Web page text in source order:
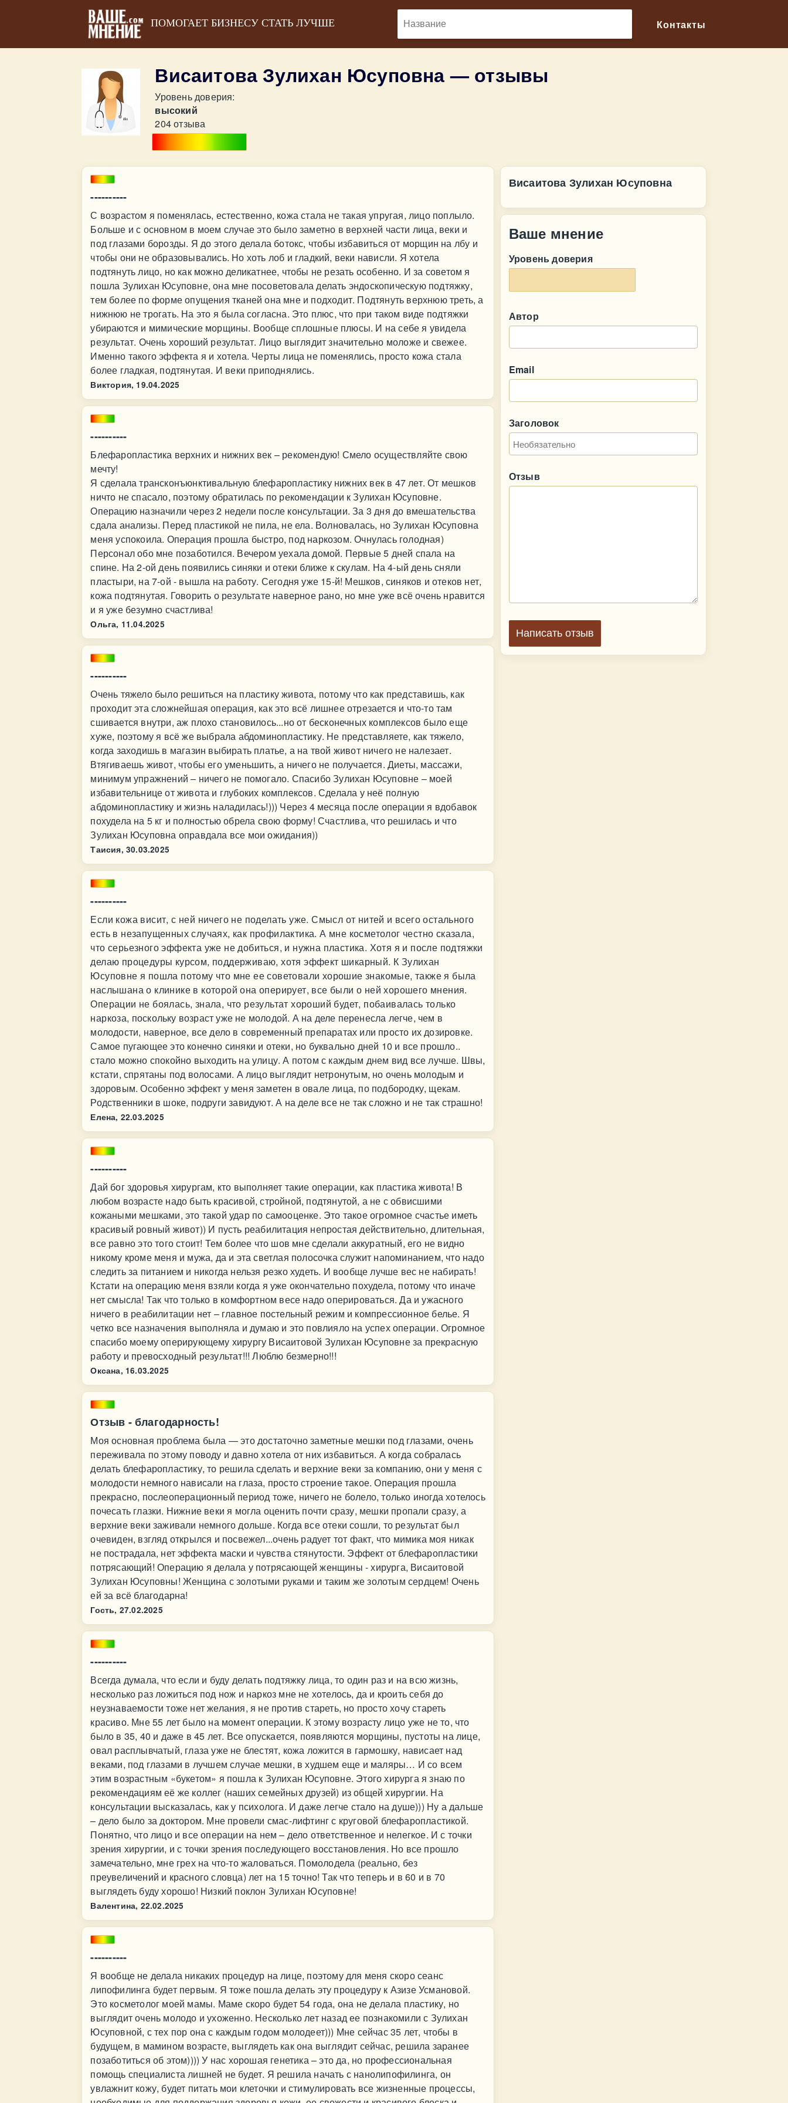
ПОМОГАЕТ БИЗНЕСУ СТАТЬ ЛУЧШЕ Контакты
Висаитова Зулихан Юсуповна — отзывы
Уровень доверия:
высокий
204 отзыва
----------
С возрастом я поменялась, естественно, кожа стала не такая упругая, лицо поплыло.
Больше и с основном в моем случае это было заметно в верхней части лица, веки и
под глазами борозды. Я до этого делала ботокс, чтобы избавиться от морщин на лбу и
чтобы они не образовывались. Но хоть лоб и гладкий, веки нависли. Я хотела
подтянуть лицо, но как можно деликатнее, чтобы не резать особенно. И за советом я
пошла Зулихан Юсуповне, она мне посоветовала делать эндоскопическую подтяжку,
тем более по форме опущения тканей она мне и подходит. Подтянуть верхнюю треть, а
нижнюю не трогать. На это я была согласна. Это плюс, что при таком виде подтяжки
убираются и мимические морщины. Вообще сплошные плюсы. И на себе я увидела
результат. Очень хороший результат. Лицо выглядит значительно моложе и свежее.
Именно такого эффекта я и хотела. Черты лица не поменялись, просто кожа стала
более гладкая, подтянутая. И веки приподнялись.
Виктория, 19.04.2025
----------
Блефаропластика верхних и нижних век – рекомендую! Смело осуществляйте свою
мечту!
Я сделала трансконъюнктивальную блефаропластику нижних век в 47 лет. От мешков
ничто не спасало, поэтому обратилась по рекомендации к Зулихан Юсуповне.
Операцию назначили через 2 недели после консультации. За 3 дня до вмешательства
сдала анализы. Перед пластикой не пила, не ела. Волновалась, но Зулихан Юсуповна
меня успокоила. Операция прошла быстро, под наркозом. Очнулась голодная)
Персонал обо мне позаботился. Вечером уехала домой. Первые 5 дней спала на
спине. На 2-ой день появились синяки и отеки ближе к скулам. На 4-ый день сняли
пластыри, на 7-ой - вышла на работу. Сегодня уже 15-й! Мешков, синяков и отеков нет,
кожа подтянутая. Говорить о результате наверное рано, но мне уже всё очень нравится
и я уже безумно счастлива!
Ольга, 11.04.2025
----------
Очень тяжело было решиться на пластику живота, потому что как представишь, как
проходит эта сложнейшая операция, как это всё лишнее отрезается и что-то там
сшивается внутри, аж плохо становилось...но от бесконечных комплексов было еще
хуже, поэтому я всё же выбрала абдоминопластику. Не представляете, как тяжело,
когда заходишь в магазин выбирать платье, а на твой живот ничего не налезает.
Втягиваешь живот, чтобы его уменьшить, а ничего не получается. Диеты, массажи,
минимум упражнений – ничего не помогало. Спасибо Зулихан Юсуповне – моей
избавительнице от живота и глубоких комплексов. Сделала у неё полную
абдоминопластику и жизнь наладилась!))) Через 4 месяца после операции я вдобавок
похудела на 5 кг и полностью обрела свою форму! Счастлива, что решилась и что
Зулихан Юсуповна оправдала все мои ожидания))
Таисия, 30.03.2025
----------
Если кожа висит, с ней ничего не поделать уже. Смысл от нитей и всего остального
есть в незапущенных случаях, как профилактика. А мне косметолог честно сказала,
что серьезного эффекта уже не добиться, и нужна пластика. Хотя я и после подтяжки
делаю процедуры курсом, поддерживаю, хотя эффект шикарный. К Зулихан
Юсуповне я пошла потому что мне ее советовали хорошие знакомые, также я была
наслышана о клинике в которой она оперирует, все были о ней хорошего мнения.
Операции не боялась, знала, что результат хороший будет, побаивалась только
наркоза, поскольку возраст уже не молодой. А на деле перенесла легче, чем в
молодости, наверное, все дело в современный препаратах или просто их дозировке.
Самое пугающее это конечно синяки и отеки, но буквально дней 10 и все прошло..
стало можно спокойно выходить на улицу. А потом с каждым днем вид все лучше. Швы,
кстати, спрятаны под волосами. А лицо выглядит нетронутым, но очень молодым и
здоровым. Особенно эффект у меня заметен в овале лица, по подбородку, щекам.
Родственники в шоке, подруги завидуют. А на деле все не так сложно и не так страшно!
Елена, 22.03.2025
----------
Дай бог здоровья хирургам, кто выполняет такие операции, как пластика живота! В
любом возрасте надо быть красивой, стройной, подтянутой, а не с обвисшими
кожаными мешками, это такой удар по самооценке. Это такое огромное счастье иметь
красивый ровный живот)) И пусть реабилитация непростая действительно, длительная,
все равно это того стоит! Тем более что шов мне сделали аккуратный, его не видно
никому кроме меня и мужа, да и эта светлая полосочка служит напоминанием, что надо
следить за питанием и никогда нельзя резко худеть. И вообще лучше вес не набирать!
Кстати на операцию меня взяли когда я уже окончательно похудела, потому что иначе
нет смысла! Так что только в комфортном весе надо оперироваться. Да и ужасного
ничего в реабилитации нет – главное постельный режим и компрессионное белье. Я
четко все назначения выполняла и думаю и это повлияло на успех операции. Огромное
спасибо моему оперирующему хирургу Висаитовой Зулихан Юсуповне за прекрасную
работу и превосходный результат!!! Люблю безмерно!!!
Оксана, 16.03.2025
Отзыв - благодарность!
Моя основная проблема была — это достаточно заметные мешки под глазами, очень
переживала по этому поводу и давно хотела от них избавиться. А когда собралась
делать блефаропластику, то решила сделать и верхние веки за компанию, они у меня с
молодости немного нависали на глаза, просто строение такое. Операция прошла
прекрасно, послеоперационный период тоже, ничего не болело, только иногда хотелось
почесать глазки. Нижние веки я могла оценить почти сразу, мешки пропали сразу, а
верхние веки заживали немного дольше. Когда все отеки сошли, то результат был
очевиден, взгляд открылся и посвежел...очень радует тот факт, что мимика моя никак
не пострадала, нет эффекта маски и чувства стянутости. Эффект от блефаропластики
потрясающий! Операцию я делала у потрясающей женщины - хирурга, Висаитовой
Зулихан Юсуповны! Женщина с золотыми руками и таким же золотым сердцем! Очень
ей за всё благодарна!
Гость, 27.02.2025
----------
Всегда думала, что если и буду делать подтяжку лица, то один раз и на всю жизнь,
несколько раз ложиться под нож и наркоз мне не хотелось, да и кроить себя до
неузнаваемости тоже нет желания, я не против стареть, но просто хочу стареть
красиво. Мне 55 лет было на момент операции. К этому возрасту лицо уже не то, что
было в 35, 40 и даже в 45 лет. Все опускается, появляются морщины, пустоты на лице,
овал расплывчатый, глаза уже не блестят, кожа ложится в гармошку, нависает над
веками, под глазами в лучшем случае мешки, в худшем еще и маляры… И со всем
этим возрастным «букетом» я пошла к Зулихан Юсуповне. Этого хирурга я знаю по
рекомендациям её же коллег (наших семейных друзей) из общей хирургии. На
консультации высказалась, как у психолога. И даже легче стало на душе))) Ну а дальше
– дело было за доктором. Мне провели смас-лифтинг с круговой блефаропластикой.
Понятно, что лицо и все операции на нем – дело ответственное и нелегкое. И с точки
зрения хирургии, и с точки зрения последующего восстановления. Но все прошло
замечательно, мне грех на что-то жаловаться. Помолодела (реально, без
преувеличений и красного словца) лет на 15 точно! Так что теперь и в 60 и в 70
выглядеть буду хорошо! Низкий поклон Зулихан Юсуповне!
Валентина, 22.02.2025
----------
Я вообще не делала никаких процедур на лице, поэтому для меня скоро сеанс
липофилинга будет первым. Я тоже пошла делать эту процедуру к Азизе Усмановой.
Это косметолог моей мамы. Маме скоро будет 54 года, она не делала пластику, но
выглядит очень молодо и ухоженно. Несколько лет назад ее познакомили с Зулихан
Юсуповной, с тех пор она с каждым годом молодеет))) Мне сейчас 35 лет, чтобы в
будущем, в мамином возрасте, выглядеть как она выглядит сейчас, решила заранее
позаботиться об этом)))) У нас хорошая генетика – это да, но профессиональная
помощь специалиста лишней не будет. Я решила начать с нанолипофилинга, он
увлажнит кожу, будет питать мои клеточки и стимулировать все жизненные процессы,
Висаитова Зулихан Юсуповна
Ваше мнение
Уровень доверия
Автор
Email
Заголовок
Отзыв
Написать отзыв